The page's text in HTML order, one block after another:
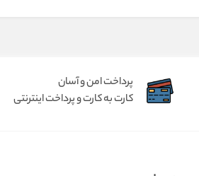
پرداخت امن و آسان
کارت به کارت و پرداخت اینترنتی